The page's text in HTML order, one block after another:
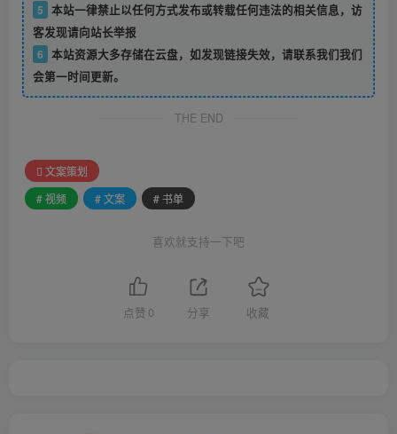
5 本站一律禁止以任何方式发布或转载任何违法的相关信息，访
客发现请向站长举报
6 本站资源大多存储在云盘，如发现链接失效，请联系我们我们
会第一时间更新。
THE END
文案策划
# 视频
# 文案 # 书单
喜欢就支持一下吧
点赞 0 分享 收藏